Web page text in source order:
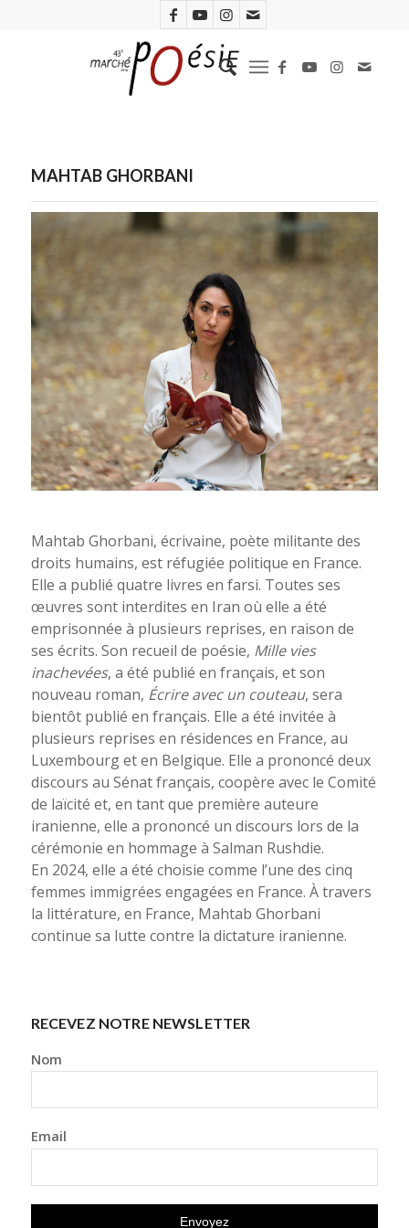
MAHTAB GHORBANI
Mahtab Ghorbani (Mairie du Val de Reuil)
Mahtab Ghorbani, écrivaine, poète militante des
droits humains, est réfugiée politique en France.
Elle a publié quatre livres en farsi. Toutes ses
œuvres sont interdites en Iran où elle a été
emprisonnée à plusieurs reprises, en raison de
ses écrits. Son recueil de poésie, Mille vies
inachevées, a été publié en français, et son
nouveau roman, Écrire avec un couteau, sera
bientôt publié en français. Elle a été invitée à
plusieurs reprises en résidences en France, au
Luxembourg et en Belgique. Elle a prononcé deux
discours au Sénat français, coopère avec le Comité
de laïcité et, en tant que première auteure
iranienne, elle a prononcé un discours lors de la
cérémonie en hommage à Salman Rushdie.
En 2024, elle a été choisie comme l’une des cinq
femmes immigrées engagées en France. À travers
la littérature, en France, Mahtab Ghorbani
continue sa lutte contre la dictature iranienne.
RECEVEZ NOTRE NEWSLETTER
Nom
Email